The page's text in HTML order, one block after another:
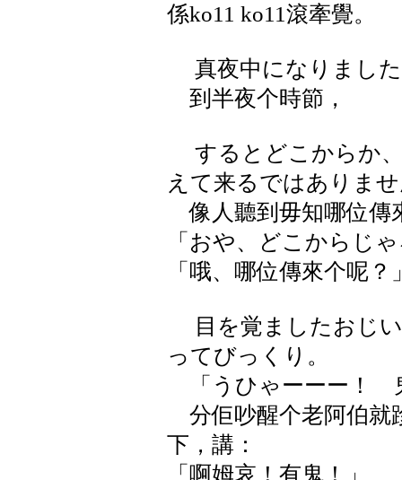
係ko11 ko11滾牽覺。
真夜中になりまし
到半夜个時節，
するとどこからか
えて来るではありま
像人聽到毋知哪位傳
「おや、どこからじ
「哦、哪位傳來个呢？
目を覚ましたおじ
ってびっくり。
「うひゃーーー！
分佢吵醒个老阿伯就
下，講：
「啊姆哀！有鬼！」